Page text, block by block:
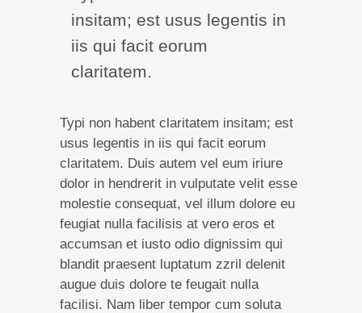
insitam; est usus legentis in
iis qui facit eorum
claritatem.
Typi non habent claritatem insitam; est
usus legentis in iis qui facit eorum
claritatem. Duis autem vel eum iriure
dolor in hendrerit in vulputate velit esse
molestie consequat, vel illum dolore eu
feugiat nulla facilisis at vero eros et
accumsan et iusto odio dignissim qui
blandit praesent luptatum zzril delenit
augue duis dolore te feugait nulla
facilisi. Nam liber tempor cum soluta